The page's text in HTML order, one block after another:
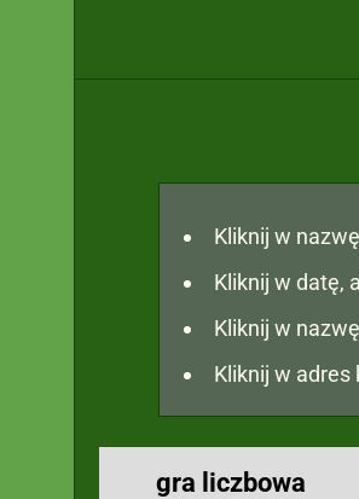
Kliknij w
Kliknij w datę,
Kliknij w
Kliknij w
gra liczbowa